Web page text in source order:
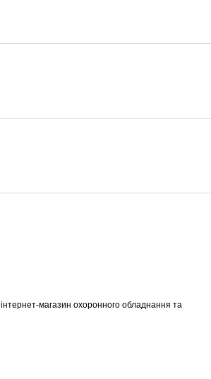
інтернет-магазин охоронного обладнання та